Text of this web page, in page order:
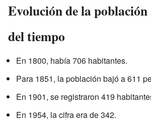
Evolución de la
del tiempo
En 1800, había 706 habitantes.
Para 1851, la población bajó a 611
En 1901, se registraron 419
En 1954, la cifra era de 342.